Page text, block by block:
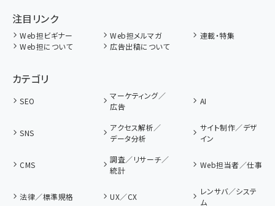
注目リンク
Web担ビギナー Web担メルマガ
連載・特集
Web担について
広告出稿について
カテゴリ
SEO
マーケティング／
広告
AI
SNS
アクセス解析／
データ分析
サイト制作／デザ
イン
CMS
調査／リサーチ／
統計
Web担当者／仕事
法律／標準規格 UX／CX
レンサバ／システ
ム